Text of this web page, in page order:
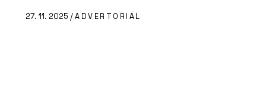
27. 11. 2025 /ADVERTORIAL